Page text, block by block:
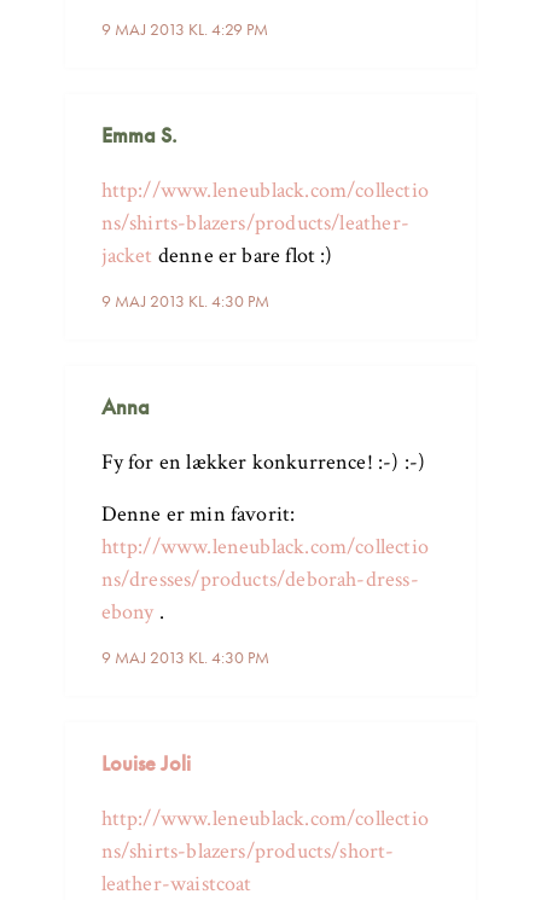
9 MAJ 2013 KL. 4:29 PM
Emma S.
9 MAJ 2013 KL. 4:30 PM
http://www.leneublack.com/collectio
ns/shirts-blazers/products/leather-
jacket denne er bare flot :)
Anna
9 MAJ 2013 KL. 4:30 PM
Fy for en lækker konkurrence! :-) :-)
Denne er min favorit:
http://www.leneublack.com/collectio
ns/dresses/products/deborah-dress-
ebony .
Louise Joli
http://www.leneublack.com/collectio
ns/shirts-blazers/products/short-
leather-waistcoat